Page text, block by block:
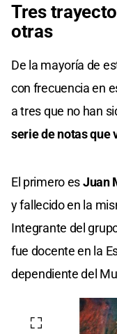
Tres
otras
De la mayoría de
con frecuencia en
a tres que no han
serie de notas que
El primero esJuan
y fallecido en la
Integrante del
fue docente en la
dependiente del